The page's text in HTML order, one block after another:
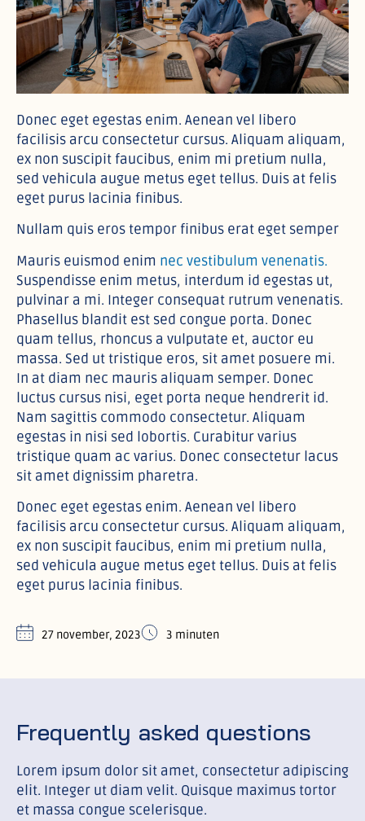
27 november, 2023 3 minuten
Donec eget egestas enim. Aenean vel libero
facilisis arcu consectetur cursus. Aliquam aliquam,
ex non suscipit faucibus, enim mi pretium nulla,
sed vehicula augue metus eget tellus. Duis at felis
eget purus lacinia finibus.
Nullam quis eros tempor finibus erat eget semper
Mauris euismod enim nec vestibulum venenatis.
Suspendisse enim metus, interdum id egestas ut,
pulvinar a mi. Integer consequat rutrum venenatis.
Phasellus blandit est sed congue porta. Donec
quam tellus, rhoncus a vulputate et, auctor eu
massa. Sed ut tristique eros, sit amet posuere mi.
In at diam nec mauris aliquam semper. Donec
luctus cursus nisi, eget porta neque hendrerit id.
Nam sagittis commodo consectetur. Aliquam
egestas in nisi sed lobortis. Curabitur varius
tristique quam ac varius. Donec consectetur lacus
sit amet dignissim pharetra.
Donec eget egestas enim. Aenean vel libero
facilisis arcu consectetur cursus. Aliquam aliquam,
ex non suscipit faucibus, enim mi pretium nulla,
sed vehicula augue metus eget tellus. Duis at felis
eget purus lacinia finibus.
Frequently asked questions
Lorem ipsum dolor sit amet, consectetur adipiscing
elit. Integer ut diam velit. Quisque maximus tortor
et massa congue scelerisque.